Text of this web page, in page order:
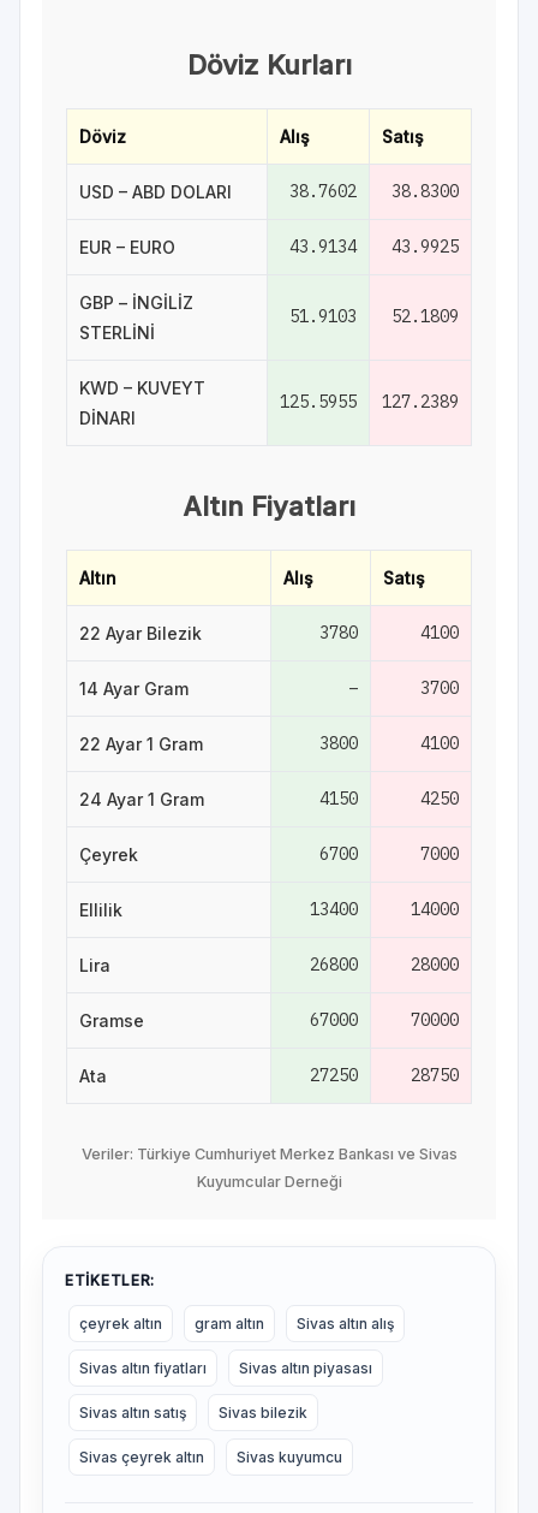
Döviz Kurları
Döviz Alış Satış
USD – ABD DOLARI 38.7602 38.8300
EUR – EURO 43.9134 43.9925
GBP – İNGİLİZ
STERLİNİ
51.9103 52.1809
KWD – KUVEYT
DİNARI
125.5955 127.2389
Altın Fiyatları
Altın Alış Satış
22 Ayar Bilezik 3780 4100
14 Ayar Gram – 3700
22 Ayar 1 Gram 3800 4100
24 Ayar 1 Gram 4150 4250
Çeyrek 6700 7000
Ellilik 13400 14000
Lira 26800 28000
Gramse 67000 70000
Ata 27250 28750
Veriler: Türkiye Cumhuriyet Merkez Bankası ve Sivas
Kuyumcular Derneği
ETIKETLER:
çeyrek altın gram altın Sivas altın alış
Sivas altın fiyatları Sivas altın piyasası
Sivas altın satış Sivas bilezik
Sivas çeyrek altın Sivas kuyumcu